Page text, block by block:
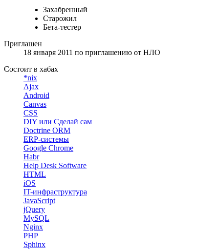
Захабренный
Старожил
Бета-тестер
Приглашен
18 января 2011 по приглашению от НЛО
Состоит в хабах
*nix
Ajax
Android
Canvas
CSS
DIY или Сделай сам
Doctrine ORM
ERP-системы
Google Chrome
Habr
Help Desk Software
HTML
iOS
IT-инфраструктура
JavaScript
jQuery
MySQL
Nginx
PHP
Sphinx